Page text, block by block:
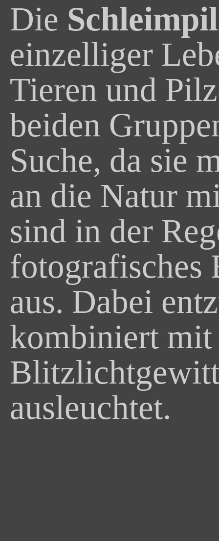
Die
einzelliger
Tieren und
beiden
Suche, da sie
an die Natur
sind in der
fotografisches
aus. Dabei
kombiniert
ausleuchtet.